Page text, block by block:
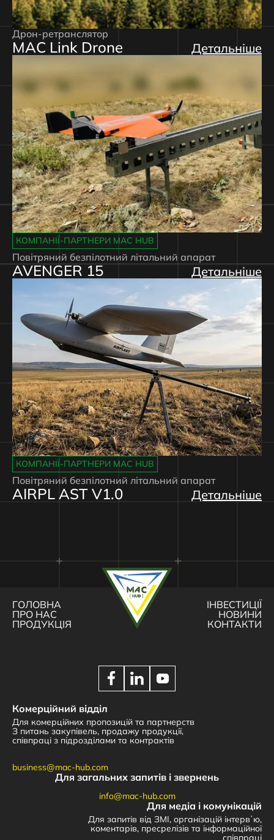
Дрон-ретранслятор
MAC Link Drone Детальніше
КОМПАНІЇ-ПАРТНЕРИ MAC HUB
Повітряний безпілотний літальний апарат
AVENGER 15 Детальніше
КОМПАНІЇ-ПАРТНЕРИ MAC HUB
Повітряний безпілотний літальний апарат
AIRPL AST V1.0 Детальніше
ГОЛОВНА
ПРО НАС
ПРОДУКЦІЯ
ІНВЕСТИЦІЇ
НОВИНИ
КОНТАКТИ
Комерційний відділ
Для комерційних пропозицій та партнерств
З питань закупівель, продажу продукції,
співпраці з підрозділами та контрактів
business@mac-hub.com
Для загальних запитів і звернень
info@mac-hub.com
Для медіа і комунікацій
Для запитів від ЗМІ, організацій інтервʼю,
коментарів, пресрелізів та інформаційної
співпраці